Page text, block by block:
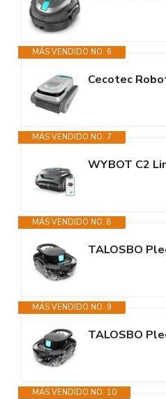
MÁS VENDIDO NO. 6
MÁS VENDIDO NO. 7
MÁS VENDIDO NO. 8
MÁS VENDIDO NO. 9
MÁS VENDIDO NO. 10